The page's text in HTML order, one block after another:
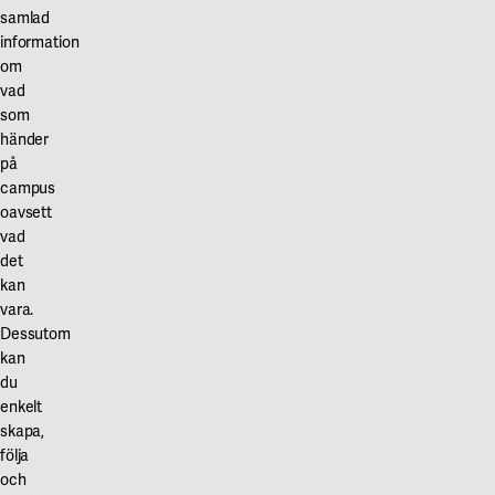
samlad
information
om
vad
som
händer
på
campus
oavsett
vad
det
kan
vara.
Dessutom
kan
du
enkelt
skapa,
följa
och